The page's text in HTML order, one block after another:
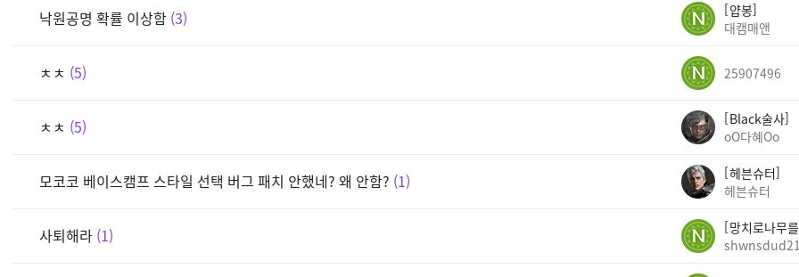
낙원공명 확률 이상함 3
얍봉
대캠매앤
ㅊㅊ 5 25907496
ㅊㅊ 5
Black술사
oO다혜Oo
모코코 베이스캠프 스타일 선택 버그 패치 안했네? 왜 안함? 1
헤븐슈터
헤븐슈터
사퇴해라 1
망치로나무